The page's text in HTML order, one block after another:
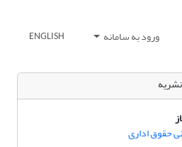
ورود به سامانه ENGLISH
حقوق اداری